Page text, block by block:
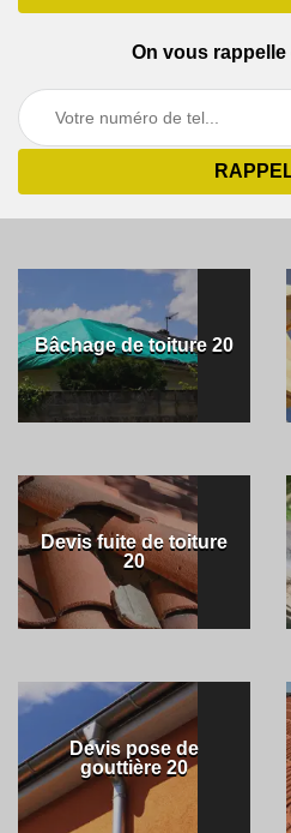
On vous
Bâchage de toiture 20
Devis fuite de toiture
20
Devis pose de
gouttière 20